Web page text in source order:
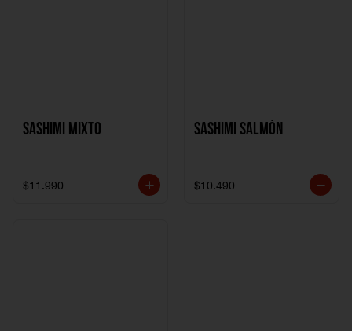
Sashimi Mixto
$11.990
Sashimi Salmón
$10.490